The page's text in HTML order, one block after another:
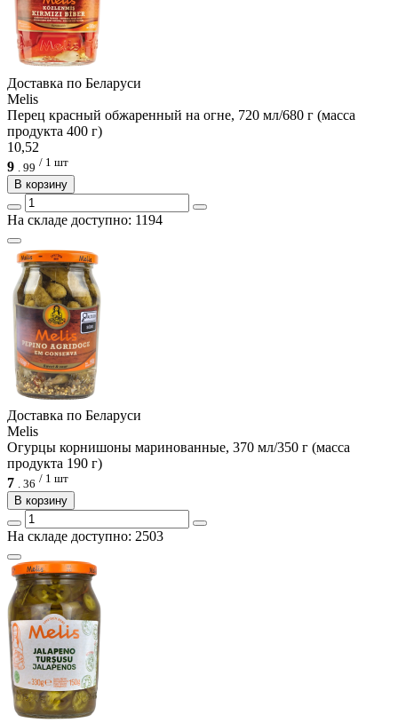
Доcтавка по Беларуси
Melis
Перец красный обжаренный на огне, 720 мл/680 г (масса
продукта 400 г)
10,52
9 . 99 / 1 шт
В корзину
На складе доступно: 1194
Доcтавка по Беларуси
Melis
Огурцы корнишоны маринованные, 370 мл/350 г (масса
продукта 190 г)
7 . 36 / 1 шт
В корзину
На складе доступно: 2503